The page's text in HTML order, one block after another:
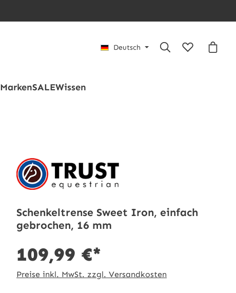
Deutsch
Du hast 0
MarkenSALEWissen
Schenkeltrense Sweet Iron, einfach
gebrochen, 16 mm
109,99 €*
Preise inkl. MwSt. zzgl. Versandkosten